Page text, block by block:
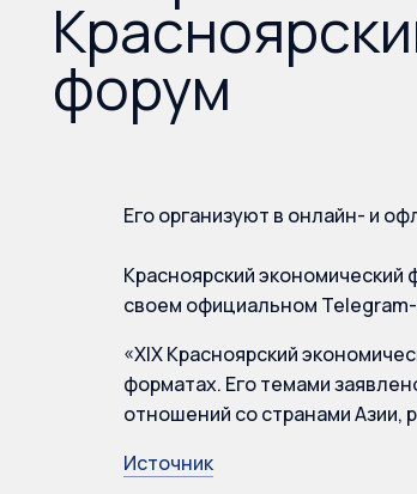
форум
Его организуют в онлайн- и
Красноярский экономический
своем официальном Telegram-
«XIX Красноярский
форматах. Его темами
отношений со странами Азии,
Источник